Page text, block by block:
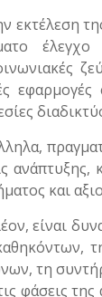
εκτέλεση
ανάπτυξης,
και
είναι
τη
φάσεις